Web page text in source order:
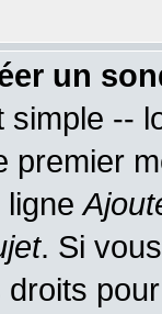
un
simple --
premier
ligne
. Si